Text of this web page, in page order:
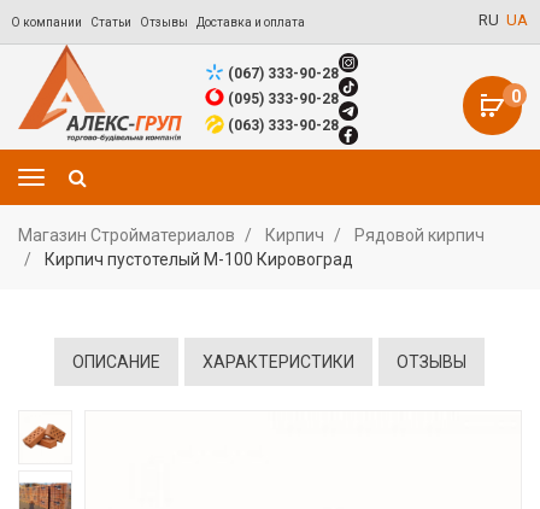
О компании Статьи Отзывы Доставка и оплата RU UA
0
(067) 333-90-28
(095) 333-90-28
(063) 333-90-28
Магазин Стройматериалов Кирпич
Рядовой кирпич
Кирпич пустотелый М-100 Кировоград
ОПИСАНИЕ ХАРАКТЕРИСТИКИ ОТЗЫВЫ